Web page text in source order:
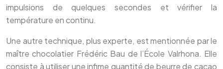
impulsions de quelques secondes et vérifier la
température en continu.
Une autre technique, plus experte, est mentionnée par le
maître chocolatier Frédéric Bau de l’École Valrhona. Elle
consiste à utiliser une infime quantité de beurre de cacao